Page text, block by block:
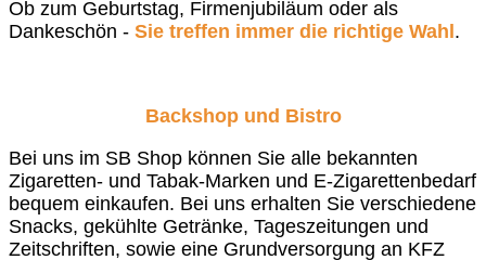
Ob zum Geburtstag, Firmenjubiläum oder als
Dankeschön - Sie treffen immer die richtige Wahl.
Backshop und Bistro
Bei uns im SB Shop können Sie alle bekannten
Zigaretten- und Tabak-Marken und E-Zigarettenbedarf
bequem einkaufen. Bei uns erhalten Sie verschiedene
Snacks, gekühlte Getränke, Tageszeitungen und
Zeitschriften, sowie eine Grundversorgung an KFZ